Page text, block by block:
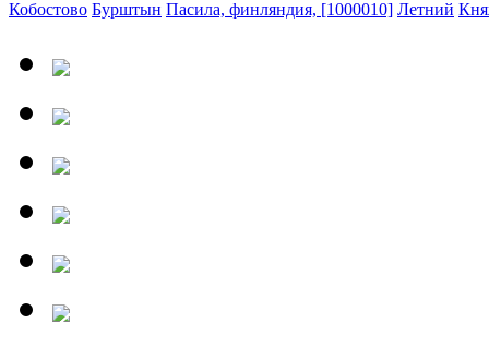
Кобостово Бурштын Пасила, финляндия, [1000010] Летний